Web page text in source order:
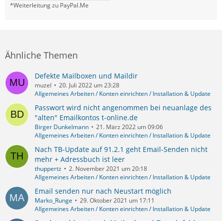
*Weiterleitung zu PayPal.Me
Ähnliche Themen
Defekte Mailboxen und Maildir
muzel
20. Juli 2022 um 23:28
Allgemeines Arbeiten / Konten einrichten / Installation & Update
Passwort wird nicht angenommen bei neuanlage des
"alten" Emailkontos t-online.de
Birger Dunkelmann
21. März 2022 um 09:06
Allgemeines Arbeiten / Konten einrichten / Installation & Update
Nach TB-Update auf 91.2.1 geht Email-Senden nicht
mehr + Adressbuch ist leer
thuppertz
2. November 2021 um 20:18
Allgemeines Arbeiten / Konten einrichten / Installation & Update
Email senden nur nach Neustart möglich
Marko_Runge
29. Oktober 2021 um 17:11
Allgemeines Arbeiten / Konten einrichten / Installation & Update